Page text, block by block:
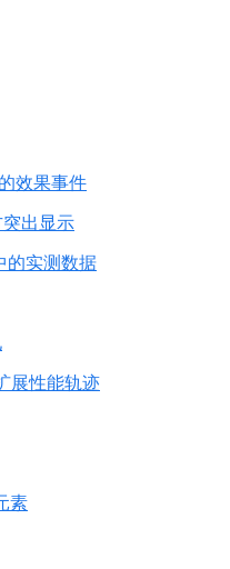
效果事件
突出显示
的实测数据
展性能轨迹
素